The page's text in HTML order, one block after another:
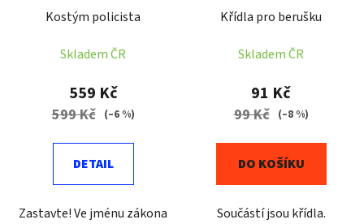
Kostým policista
Skladem ČR
559 Kč
599 Kč (–6 %)
DETAIL
Zastavte! Ve jménu zákona
Křídla pro berušku
Skladem ČR
91 Kč
99 Kč (–8 %)
DO KOŠÍKU
Součástí jsou křídla.